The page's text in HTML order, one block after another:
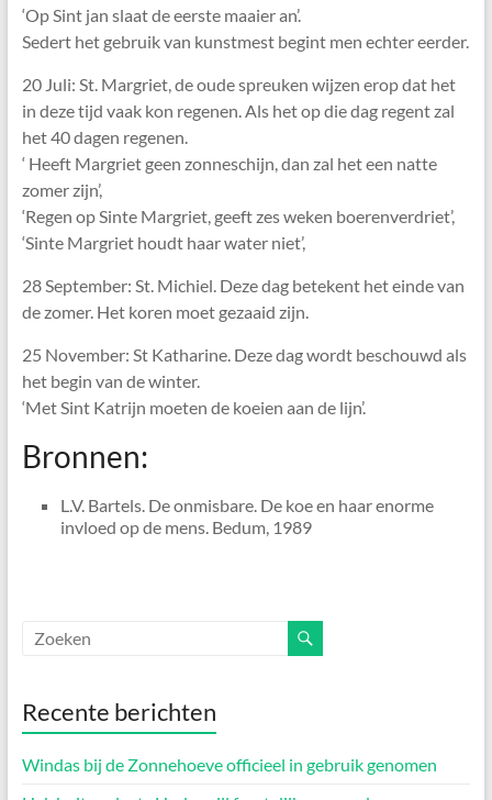
‘Op Sint jan slaat de eerste maaier an’.
Sedert het gebruik van kunstmest begint men echter eerder.
20 Juli: St. Margriet, de oude spreuken wijzen erop dat het
in deze tijd vaak kon regenen. Als het op die dag regent zal
het 40 dagen regenen.
‘ Heeft Margriet geen zonneschijn, dan zal het een natte
zomer zijn’,
‘Regen op Sinte Margriet, geeft zes weken boerenverdriet’,
‘Sinte Margriet houdt haar water niet’,
28 September: St. Michiel. Deze dag betekent het einde van
de zomer. Het koren moet gezaaid zijn.
25 November: St Katharine. Deze dag wordt beschouwd als
het begin van de winter.
‘Met Sint Katrijn moeten de koeien aan de lijn’.
Bronnen:
L.V. Bartels. De onmisbare. De koe en haar enorme
invloed op de mens. Bedum, 1989
Recente berichten
Windas bij de Zonnehoeve officieel in gebruik genomen